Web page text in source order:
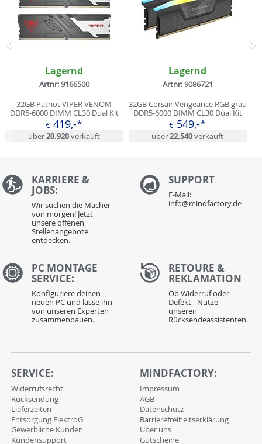
Lagernd
Artnr: 9166500
32GB Patriot VIPER VENOM
DDR5-6000 DIMM CL30 Dual Kit
€ 419,-*
über20.920verkauft
Lagernd
Artnr: 9086721
32GB Corsair Vengeance RGB grau
DDR5-6000 DIMM CL30 Dual Kit
€ 549,-*
über22.540verkauft
Zurück
KARRIERE &
JOBS:
Wir suchen die Macher
von morgen! Jetzt
unsere offenen
Stellenangebote
entdecken.
SUPPORT
E-Mail:
info@mindfactory.de
PC MONTAGE
SERVICE:
Konfiguriere deinen
neuen PC und lasse ihn
von unseren Experten
zusammenbauen.
RETOURE &
REKLAMATION
Ob Widerruf oder
Defekt - Nutze
unseren
Rücksendeassistenten.
SERVICE:
Widerrufsrecht
Rücksendung
Lieferzeiten
Entsorgung ElektroG
Gewerbliche Kunden
Kundensupport
MINDFACTORY:
Impressum
AGB
Datenschutz
Barrierefreiheitserklärung
Über uns
Gutscheine